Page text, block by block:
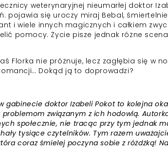
weterynaryjnej nieumarłej doktor
pojawia się uroczy miraj Bebal,
i wiele innych magicznych i całkiem
pomocy. Życie pisze jednak różne
Florka nie próżnuje, lecz zagłębia się w
Dokąd ją to doprowadzi?
gabinecie doktor Izabeli Pokot to kolejna
problemom związanym z ich hodowlą.
społecznie, nie tracąc przy tym jednak
tysiące czytelników. Tym razem
coraz śmielej poczyna sobie z różdżką!